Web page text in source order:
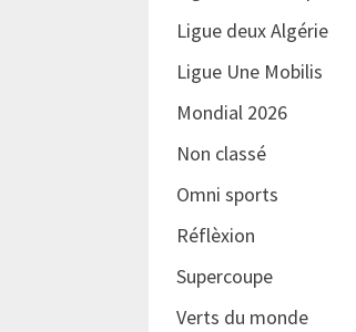
Ligue deux Algérie
Ligue Une Mobilis
Mondial 2026
Non classé
Omni sports
Réflèxion
Supercoupe
Verts du monde